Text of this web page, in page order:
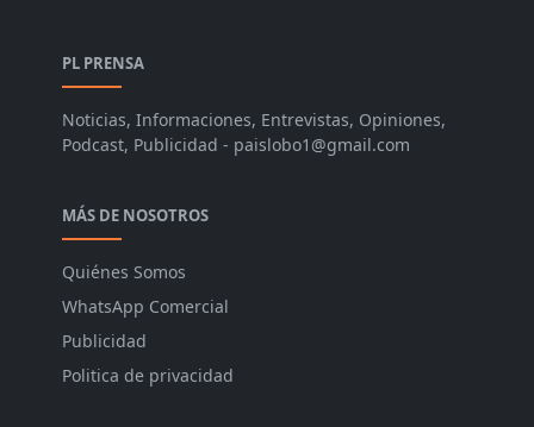
PL PRENSA
Noticias, Informaciones, Entrevistas, Opiniones,
Podcast, Publicidad - paislobo1@gmail.com
MÁS DE NOSOTROS
Quiénes Somos
WhatsApp Comercial
Publicidad
Politica de privacidad